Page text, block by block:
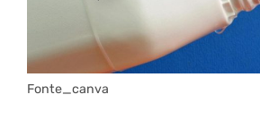
Fonte_canva